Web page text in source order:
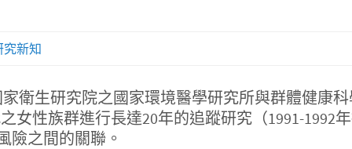
究新知
衛生研究院之國家環境醫學研究所與群體健康
女性族群進行長達20年的追蹤研究（1991-1992
險之間的關聯。